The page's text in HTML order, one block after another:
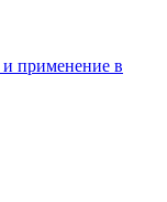
применение в